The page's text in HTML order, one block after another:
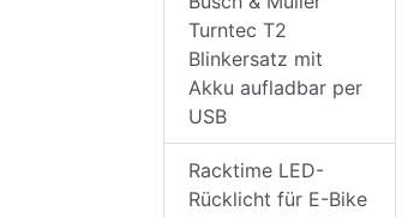
Turntec T2
Blinkersatz mit
Akku aufladbar per
USB
Racktime LED-
Rücklicht für E-Bike